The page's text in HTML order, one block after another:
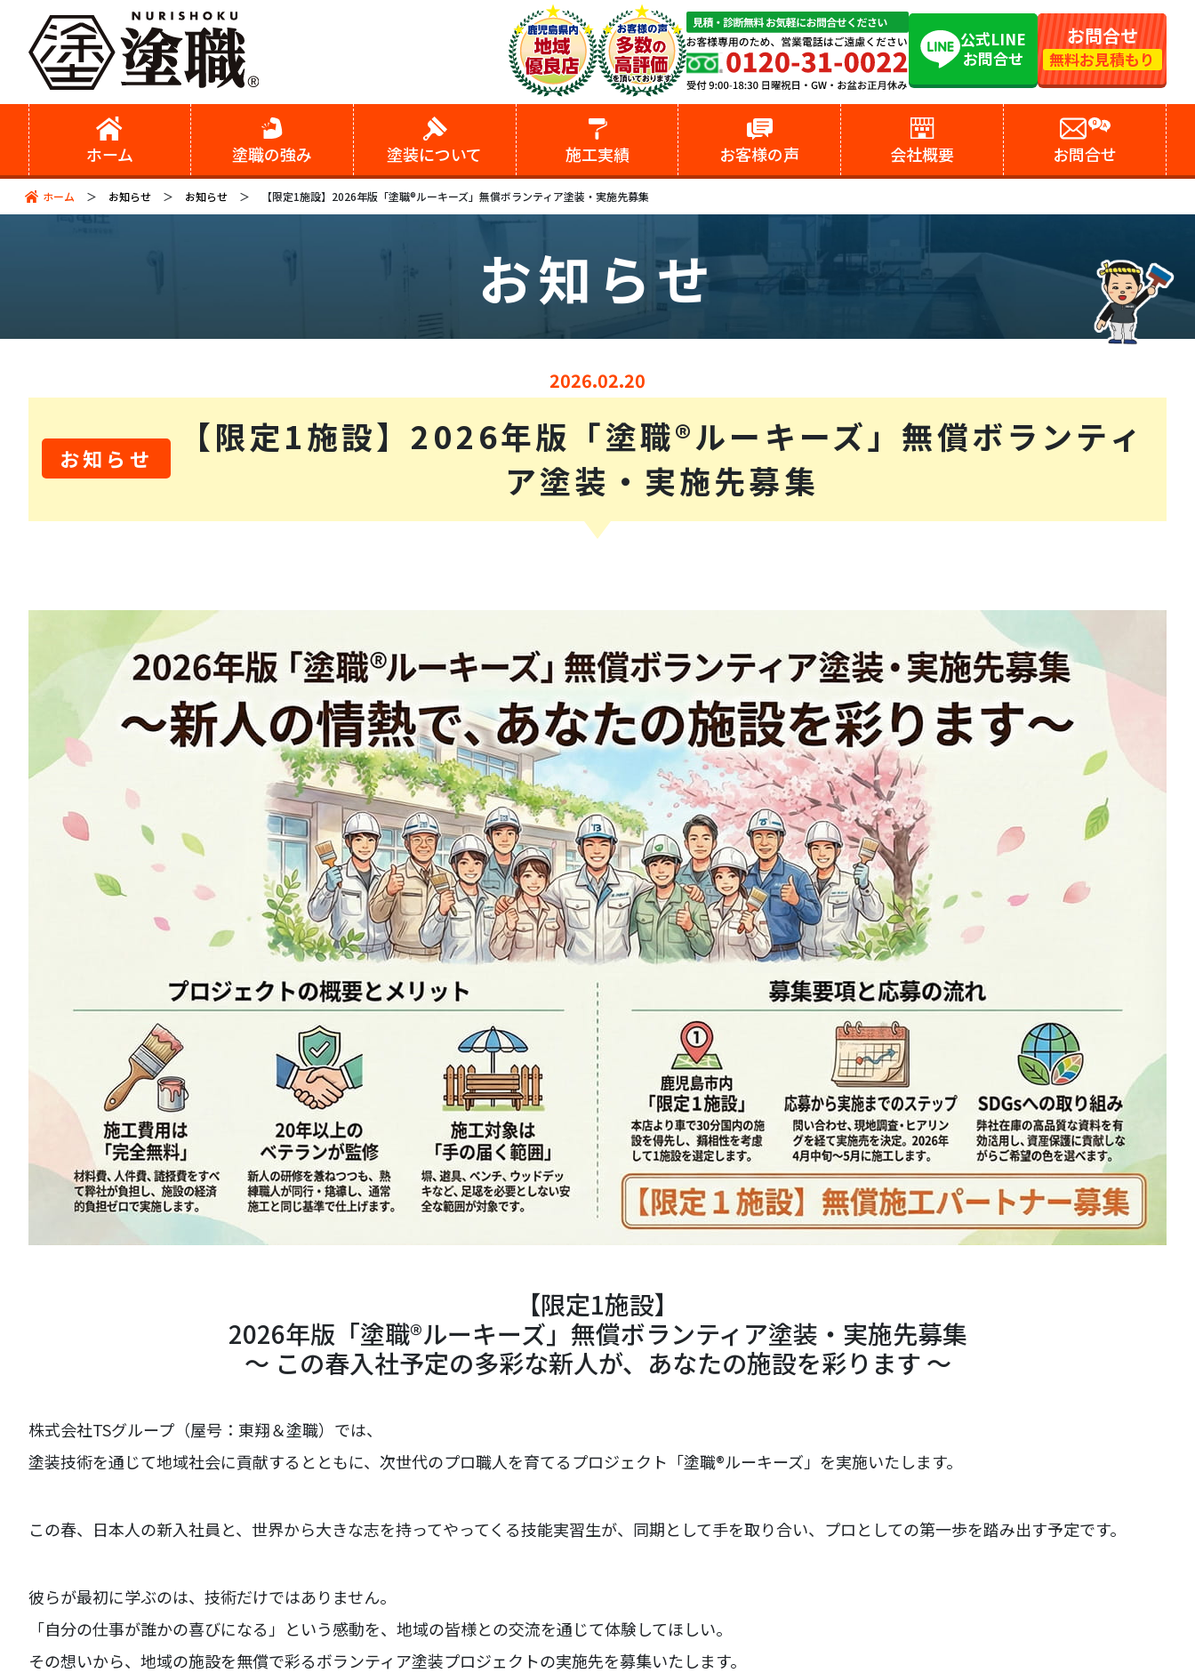
公式LINE
お問合せ
お問合せ
無料お見積もり
ホーム 塗職の強み 塗装について 施工実績 お客様の声 会社概要 お問合せ
ホーム お知らせ お知らせ 【限定1施設】2026年版「塗職®ルーキーズ」無償ボランティア塗装・実施先募集
お知らせ
2026.02.20
お知らせ
【限定1施設】2026年版「塗職®ルーキーズ」無償ボランティ
ア塗装・実施先募集
【限定1施設】
2026年版「塗職®ルーキーズ」無償ボランティア塗装・実施先募集
〜 この春入社予定の多彩な新人が、あなたの施設を彩ります 〜
株式会社TSグループ（屋号：東翔＆塗職）では、
塗装技術を通じて地域社会に貢献するとともに、次世代のプロ職人を育てるプロジェクト「塗職®ルーキーズ」を実施いたします。
この春、日本人の新入社員と、世界から大きな志を持ってやってくる技能実習生が、同期として手を取り合い、プロとしての第一歩を踏み出す予定です。
彼らが最初に学ぶのは、技術だけではありません。
「自分の仕事が誰かの喜びになる」という感動を、地域の皆様との交流を通じて体験してほしい。
その想いから、地域の施設を無償で彩るボランティア塗装プロジェクトの実施先を募集いたします。